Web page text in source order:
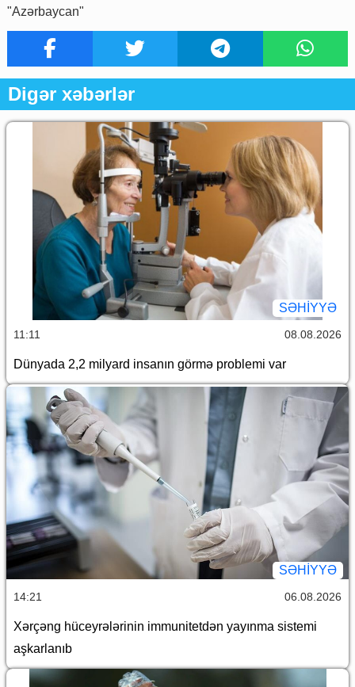
"Azərbaycan"
Digər xəbərlər
SƏHIYYƏ
11:11 08.08.2026
Dünyada 2,2 milyard insanın görmə problemi var
SƏHIYYƏ
14:21 06.08.2026
Xərçəng hüceyrələrinin immunitetdən yayınma sistemi
aşkarlanıb